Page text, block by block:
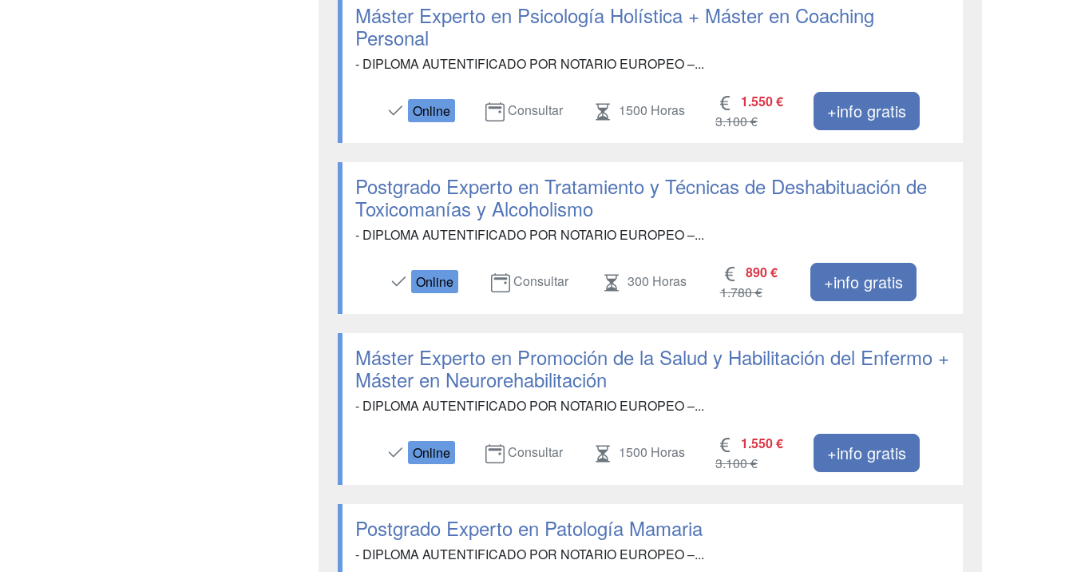
Máster Experto en Psicología Holística + Máster en Coaching
Personal
- DIPLOMA AUTENTIFICADO POR NOTARIO EUROPEO –...
Online Consultar 1500 Horas
1.550 €
3.100 €
+info gratis
Postgrado Experto en Tratamiento y Técnicas de Deshabituación de
Toxicomanías y Alcoholismo
- DIPLOMA AUTENTIFICADO POR NOTARIO EUROPEO –...
Online Consultar 300 Horas
890 €
1.780 €
+info gratis
Máster Experto en Promoción de la Salud y Habilitación del Enfermo +
Máster en Neurorehabilitación
- DIPLOMA AUTENTIFICADO POR NOTARIO EUROPEO –...
Online Consultar 1500 Horas
1.550 €
3.100 €
+info gratis
Postgrado Experto en Patología Mamaria
- DIPLOMA AUTENTIFICADO POR NOTARIO EUROPEO –...